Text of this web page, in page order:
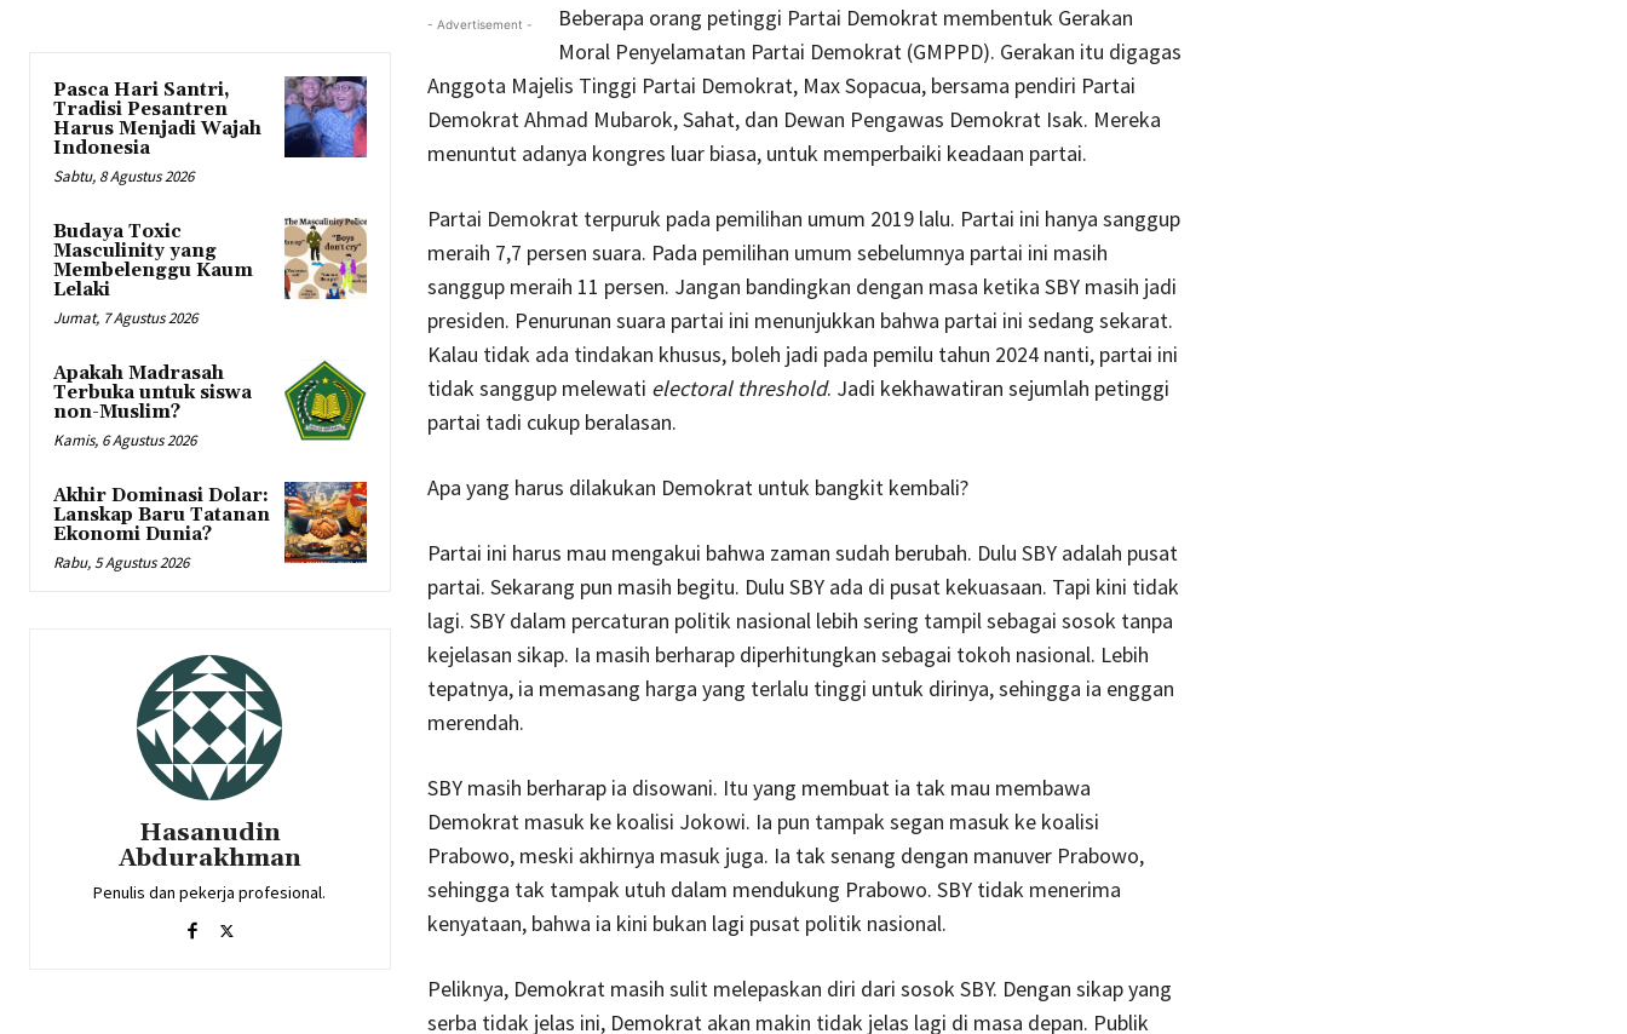
Pasca Hari Santri,
Tradisi Pesantren
Harus Menjadi Wajah
Indonesia
Sabtu, 8 Agustus 2026
Budaya Toxic
Masculinity yang
Membelenggu Kaum
Lelaki
Jumat, 7 Agustus 2026
Apakah Madrasah
Terbuka untuk siswa
non-Muslim?
Kamis, 6 Agustus 2026
Akhir Dominasi Dolar:
Lanskap Baru Tatanan
Ekonomi Dunia?
Rabu, 5 Agustus 2026
Hasanudin
Abdurakhman
Penulis dan pekerja profesional.
- Advertisement -
Beberapa orang petinggi Partai Demokrat membentuk Gerakan
Moral Penyelamatan Partai Demokrat (GMPPD). Gerakan itu digagas
Anggota Majelis Tinggi Partai Demokrat, Max Sopacua, bersama pendiri Partai
Demokrat Ahmad Mubarok, Sahat, dan Dewan Pengawas Demokrat Isak. Mereka
menuntut adanya kongres luar biasa, untuk memperbaiki keadaan partai.
Partai Demokrat terpuruk pada pemilihan umum 2019 lalu. Partai ini hanya sanggup
meraih 7,7 persen suara. Pada pemilihan umum sebelumnya partai ini masih
sanggup meraih 11 persen. Jangan bandingkan dengan masa ketika SBY masih jadi
presiden. Penurunan suara partai ini menunjukkan bahwa partai ini sedang sekarat.
Kalau tidak ada tindakan khusus, boleh jadi pada pemilu tahun 2024 nanti, partai ini
tidak sanggup melewati electoral threshold. Jadi kekhawatiran sejumlah petinggi
partai tadi cukup beralasan.
Apa yang harus dilakukan Demokrat untuk bangkit kembali?
Partai ini harus mau mengakui bahwa zaman sudah berubah. Dulu SBY adalah pusat
partai. Sekarang pun masih begitu. Dulu SBY ada di pusat kekuasaan. Tapi kini tidak
lagi. SBY dalam percaturan politik nasional lebih sering tampil sebagai sosok tanpa
kejelasan sikap. Ia masih berharap diperhitungkan sebagai tokoh nasional. Lebih
tepatnya, ia memasang harga yang terlalu tinggi untuk dirinya, sehingga ia enggan
merendah.
SBY masih berharap ia disowani. Itu yang membuat ia tak mau membawa
Demokrat masuk ke koalisi Jokowi. Ia pun tampak segan masuk ke koalisi
Prabowo, meski akhirnya masuk juga. Ia tak senang dengan manuver Prabowo,
sehingga tak tampak utuh dalam mendukung Prabowo. SBY tidak menerima
kenyataan, bahwa ia kini bukan lagi pusat politik nasional.
Peliknya, Demokrat masih sulit melepaskan diri dari sosok SBY. Dengan sikap yang
serba tidak jelas ini, Demokrat akan makin tidak jelas lagi di masa depan. Publik